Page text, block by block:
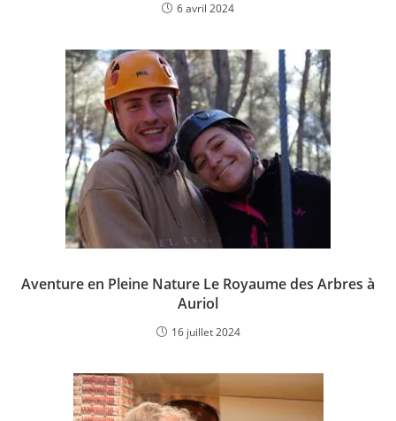
6 avril 2024
Aventure en Pleine Nature Le Royaume des Arbres à
Auriol
16 juillet 2024